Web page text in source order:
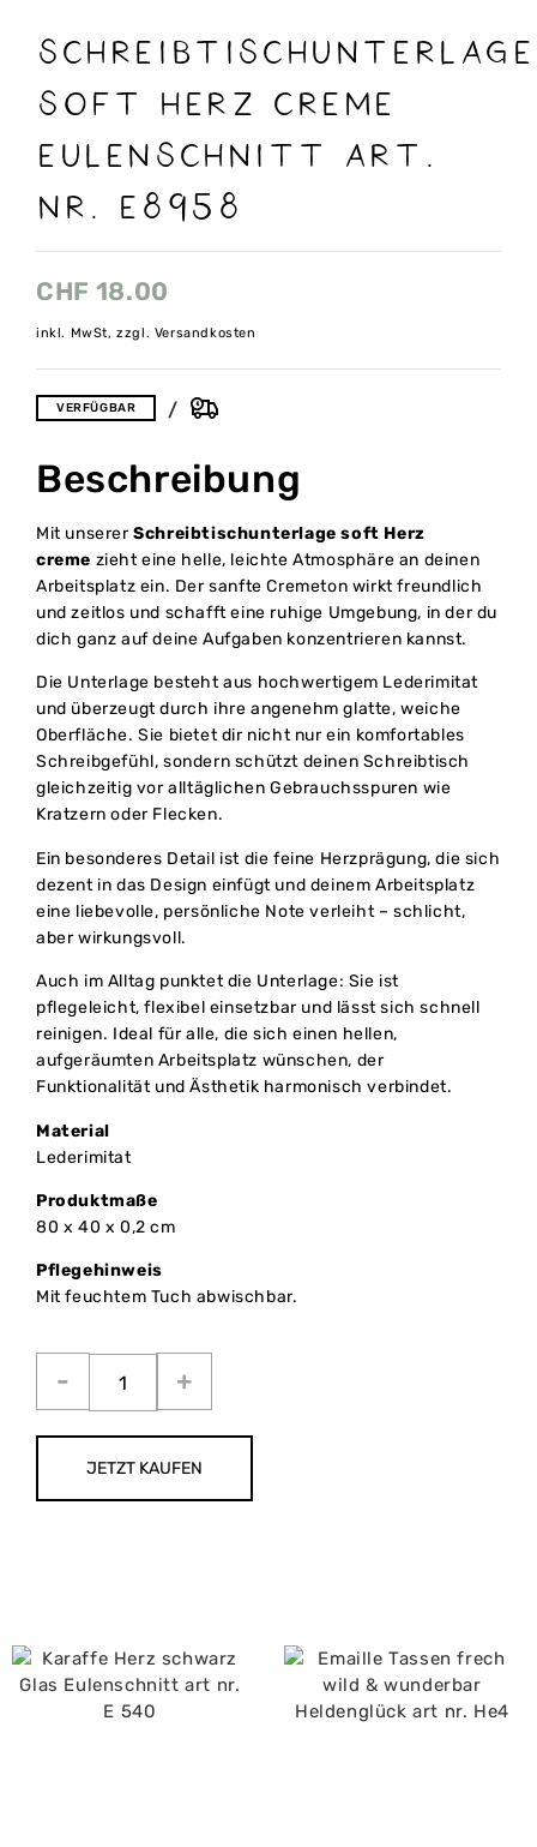
Schreibtischunterlage
soft Herz creme
Eulenschnitt art.
nr. E8958
CHF 18.00
inkl. MwSt, zzgl. Versandkosten
VERFÜGBAR
Beschreibung
Mit unsererSchreibtischunterlage soft Herz
creme zieht eine helle, leichte Atmosphäre an deinen
Arbeitsplatz ein. Der sanfte Cremeton wirkt freundlich
und zeitlos und schafft eine ruhige Umgebung, in der du
dich ganz auf deine Aufgaben konzentrieren kannst.
Die Unterlage besteht aus hochwertigem Lederimitat
und überzeugt durch ihre angenehm glatte, weiche
Oberfläche. Sie bietet dir nicht nur ein komfortables
Schreibgefühl, sondern schützt deinen Schreibtisch
gleichzeitig vor alltäglichen Gebrauchsspuren wie
Kratzern oder Flecken.
Ein besonderes Detail ist die feine Herzprägung, die sich
dezent in das Design einfügt und deinem Arbeitsplatz
eine liebevolle, persönliche Note verleiht – schlicht,
aber wirkungsvoll.
Auch im Alltag punktet die Unterlage: Sie ist
pflegeleicht, flexibel einsetzbar und lässt sich schnell
reinigen. Ideal für alle, die sich einen hellen,
aufgeräumten Arbeitsplatz wünschen, der
Funktionalität und Ästhetik harmonisch verbindet.
Material
Lederimitat
Produktmaße
80 x 40 x 0,2 cm
Pflegehinweis
Mit feuchtem Tuch abwischbar.
JETZT KAUFEN